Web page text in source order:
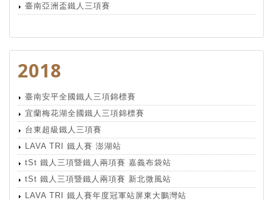
臺南亞洲盃鐵人三項賽
2018
臺南安平全國鐵人三項錦標賽
宜蘭梅花湖全國鐵人三項錦標賽
台東超級鐵人三項賽
LAVA TRI 鐵人賽 澎湖站
tSt 鐵人三項暨鐵人兩項賽 嘉義布袋站
tSt 鐵人三項暨鐵人兩項賽 新北微風站
LAVA TRI 鐵人賽年度冠軍站屏東大鵬灣站